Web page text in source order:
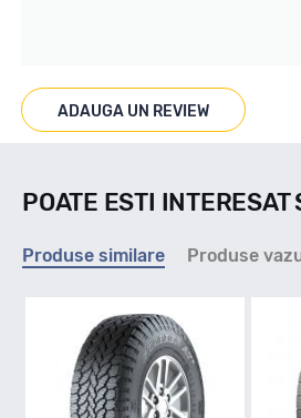
Marcaje
Indice viteza
Indice greutate
ADAUGA UN REVIEW
POATE ESTI INTERESAT
Produse similare Produse